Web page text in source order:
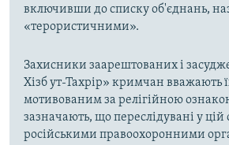
включивши до списку об'єднань,
«терористичними».
Захисники заарештованих і
Хізб ут-Тахрір» кримчан вважають
мотивованим за релігійною
зазначають, що переслідувані у цій
російськими правоохоронними